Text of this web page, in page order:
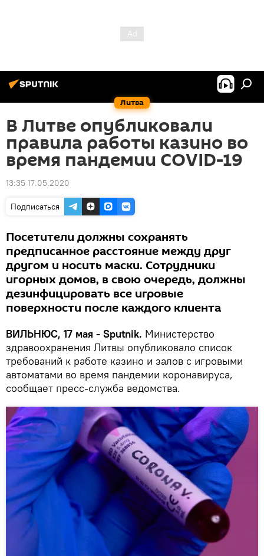
Литва
В Литве опубликовали
правила работы казино во
время пандемии COVID-19
13:35 17.05.2020
Подписаться
Посетители должны сохранять
предписанное расстояние между друг
другом и носить маски. Сотрудники
игорных домов, в свою очередь, должны
дезинфицировать все игровые
поверхности после каждого клиента
ВИЛЬНЮС, 17 мая - Sputnik. Министерство
здравоохранения Литвы опубликовало список
требований к работе казино и залов с игровыми
автоматами во время пандемии коронавируса,
сообщает пресс-служба ведомства.